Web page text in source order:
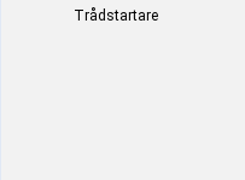
Trådstartare